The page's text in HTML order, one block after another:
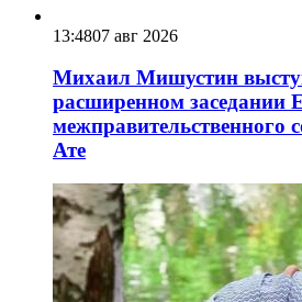
13:4807 авг 2026
Михаил Мишустин
расширенном заседании
межправительственного
Ате